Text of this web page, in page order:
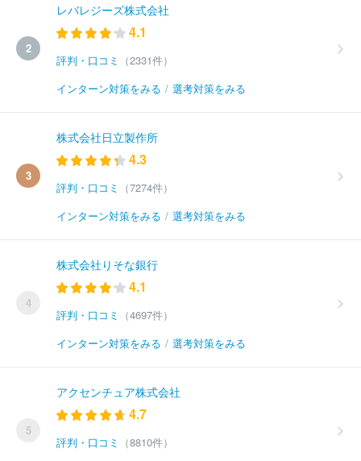
2
レバレジーズ株式会社
4.1
評判・口コミ
（2331件）
インターン対策をみる / 選考対策をみる
3
株式会社日立製作所
4.3
評判・口コミ
（7274件）
インターン対策をみる / 選考対策をみる
4
株式会社りそな銀行
4.1
評判・口コミ
（4697件）
インターン対策をみる / 選考対策をみる
5
アクセンチュア株式会社
4.7
評判・口コミ
（8810件）